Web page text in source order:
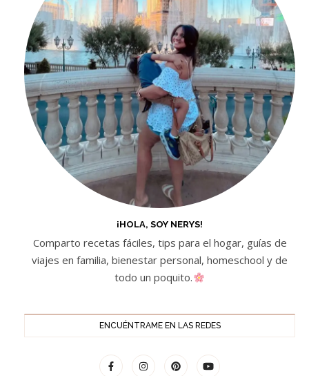
¡HOLA, SOY NERYS!
Comparto recetas fáciles, tips para el hogar, guías de
viajes en familia, bienestar personal, homeschool y de
todo un poquito.
ENCUÉNTRAME EN LAS REDES